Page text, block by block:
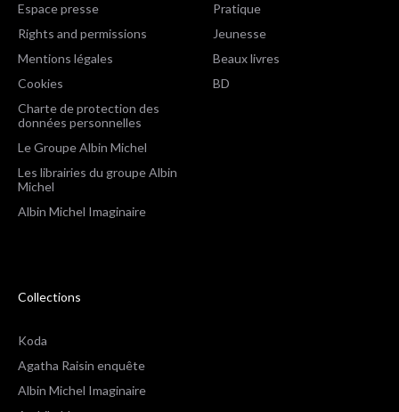
Espace presse
Rights and permissions
Mentions légales
Cookies
Charte de protection des
données personnelles
Le Groupe Albin Michel
Les librairies du groupe Albin
Michel
Albin Michel Imaginaire
Pratique
Jeunesse
Beaux livres
BD
Collections
Koda
Agatha Raisin enquête
Albin Michel Imaginaire